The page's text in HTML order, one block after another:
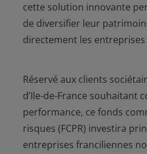
cette solution innovante
de diversifier leur
directement les
Réservé aux clients
d’Ile-de-France souhaitant
performance, ce fonds
risques (FCPR) investira
entreprises franciliennes